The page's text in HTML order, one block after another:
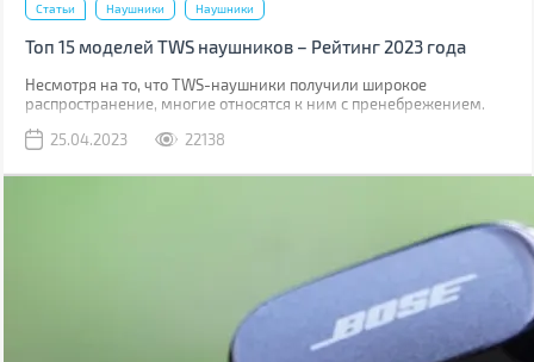
Статьи Наушники Наушники
Топ 15 моделей TWS наушников – Рейтинг 2023 года
Несмотря на то, что TWS-наушники получили широкое
распространение, многие относятся к ним с пренебрежением.
25.04.2023
22138